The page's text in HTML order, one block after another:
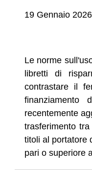
19 Gennaio
Le norme
libretti di
contrastare il
finanziamento
recentemente
trasferimento
titoli al portatore
pari o superiore